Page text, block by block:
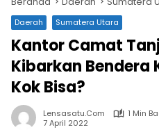
Daerah Sumatera Utara
Kantor Camat
Kibarkan Bendera
Kok Bisa?
Lensasatu.com
1 Min
7 April 2022